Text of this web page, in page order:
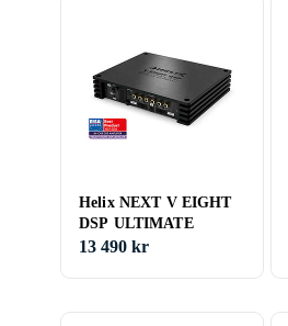
Helix NEXT V EIGHT
DSP ULTIMATE
13 490 kr